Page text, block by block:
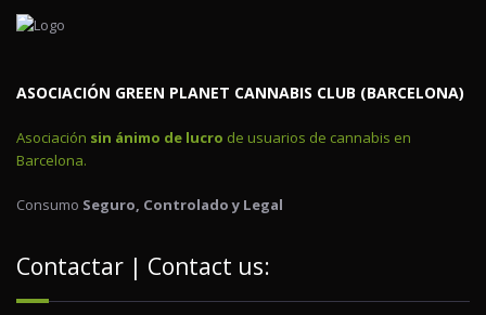
ASOCIACIÓN GREEN PLANET CANNABIS CLUB (BARCELONA)
Asociación sin ánimo de lucro de usuarios de cannabis en
Barcelona.
Consumo Seguro, Controlado y Legal
Contactar | Contact us: